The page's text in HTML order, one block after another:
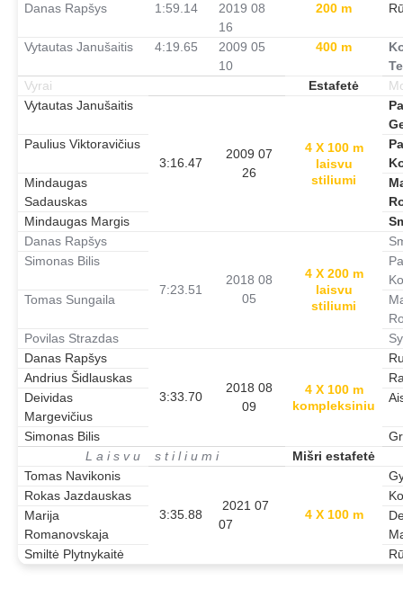
Danas Rapšys
1:59.14
2019 08
16
200 m
Vytautas Janušaitis 4:19.65
2009 05
10
400 m
Vyrai
Estafetė
Vytautas Janušaitis
3:16.47
2009 07
26
4 X 100 m
laisvu
stiliumi
Paulius Viktoravičius
Mindaugas
Sadauskas
Mindaugas Margis
Danas Rapšys
7:23.51
2018 08
05
4 X 200 m
laisvu
stiliumi
Simonas Bilis
Tomas Sungaila
Povilas Strazdas
Danas Rapšys
3:33.70
2018 08
09
4 X 100 m
kompleksiniu
Andrius Šidlauskas
Deividas
Margevičius
Simonas Bilis
L a i s v u s t i l i u m i
Mišri estafetė
Tomas Navikonis
3:35.88
2021 07
07
4 X 100 m
Rokas Jazdauskas
Marija
Romanovskaja
Smiltė Plytnykaitė